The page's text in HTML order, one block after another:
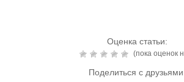
Оценка статьи:
(пока оценок
Поделиться с